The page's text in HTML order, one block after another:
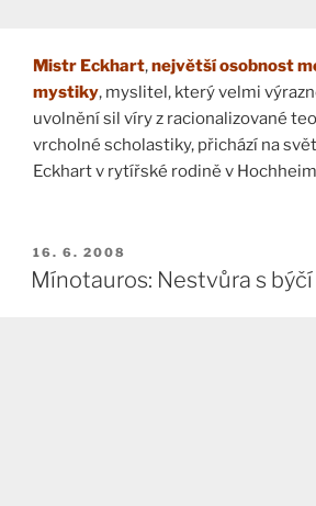
Mistr Eckhart,největší osobnost
mystiky, myslitel, který velmi
uvolnění sil víry z racionalizované
vrcholné scholastiky, přichází na
Eckhart v rytířské rodině v
PUBLIKOVÁNO
16. 6. 2008
Mínotauros: Nestvůra s